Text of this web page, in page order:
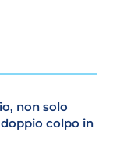
non solo
colpo in